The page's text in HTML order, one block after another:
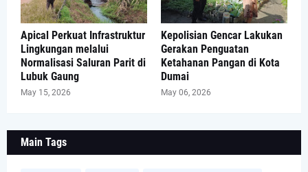
Apical Perkuat Infrastruktur
Lingkungan melalui
Normalisasi Saluran Parit di
Lubuk Gaung
May 15, 2026
Kepolisian Gencar Lakukan
Gerakan Penguatan
Ketahanan Pangan di Kota
Dumai
May 06, 2026
Main Tags